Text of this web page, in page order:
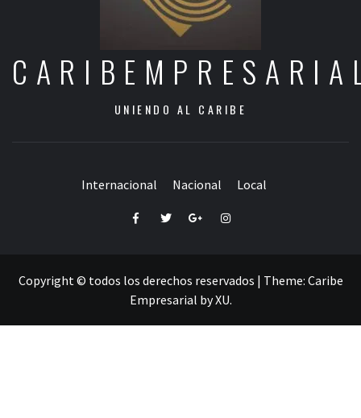
UNIENDO AL CARIBE
Internacional Nacional Local
FacebookTwitterGoogle+Instagram
Copyright © todos los derechos reservados | Theme: Caribe
Empresarial byXU.